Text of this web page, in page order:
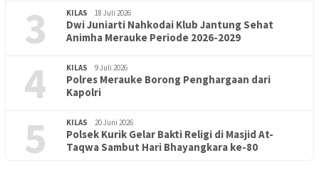
3 KILAS 18 Juli 2026
Dwi Juniarti Nahkodai Klub Jantung Sehat
Animha Merauke Periode 2026-2029
4 KILAS 9 Juli 2026
Polres Merauke Borong Penghargaan dari
Kapolri
5 KILAS 20 Juni 2026
Polsek Kurik Gelar Bakti Religi di Masjid At-
Taqwa Sambut Hari Bhayangkara ke-80
PENDIDIKAN 18 Juni 2026
Lepas Puluhan Peserta Didik, TK Yapis 2 Merauke Siapkan